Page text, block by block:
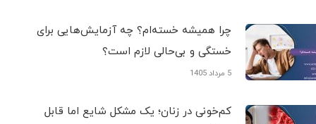
چرا همیشه خسته‌ام؟ چه آزمایش‌هایی برای
خستگی و بی‌حالی لازم است؟
5 مرداد 1405
کم‌خونی در زنان؛ یک مشکل شایع اما قابل